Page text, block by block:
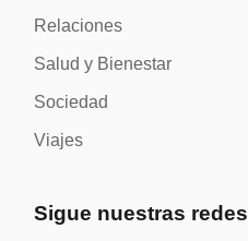
Relaciones
Salud y Bienestar
Sociedad
Viajes
Sigue nuestras redes